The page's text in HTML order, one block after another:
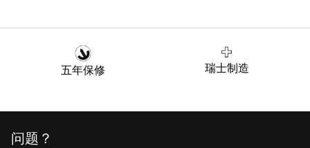
五年保修 瑞士制造
问题？